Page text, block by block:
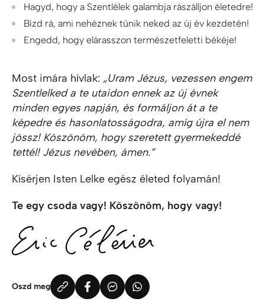
Hagyd, hogy a Szentlélek galambja rászálljon életedre!
Bízd rá, ami nehéznek tűnik neked az új év kezdetén!
Engedd, hogy elárasszon természetfeletti békéje!
Most imára hívlak: „Uram Jézus, vezessen engem
Szentlelked a te utaidon ennek az új évnek
minden egyes napján, és formáljon át a te
képedre és hasonlatosságodra, amíg újra el nem
jössz! Köszönöm, hogy szeretett gyermekeddé
tettél! Jézus nevében, ámen.”
Kísérjen Isten Lelke egész életed folyamán!
Te egy csoda vagy! Köszönöm, hogy vagy!
Oszd meg